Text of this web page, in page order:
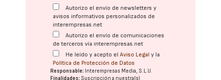
Autorizo el envío de newsletters y
avisos informativos personalizados de
interempresas.net
Autorizo el envío de comunicaciones
de terceros vía interempresas.net
He leído y acepto elAviso Legal y la
Política de Protección de Datos
Responsable: Interempresas Media, S.L.U.
Finalidades: Suscripción a nuestra(s)